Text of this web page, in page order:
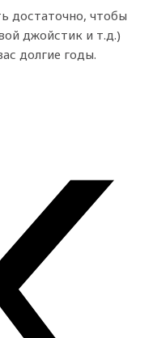
достаточно, чтобы
джойстик и т.д.)
долгие годы.